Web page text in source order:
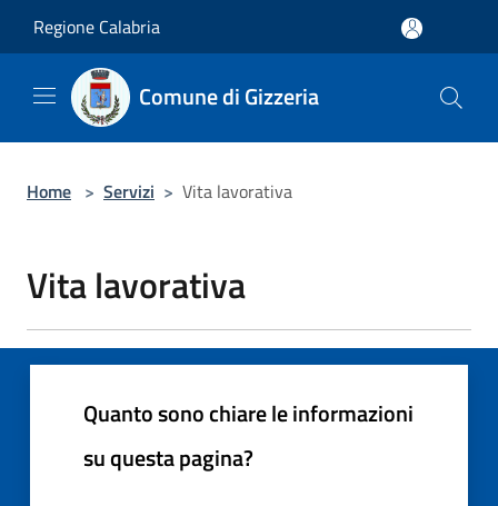
Regione Calabria
Comune di Gizzeria
Home > Servizi > Vita lavorativa
Vita lavorativa
Quanto sono chiare le informazioni
su questa pagina?